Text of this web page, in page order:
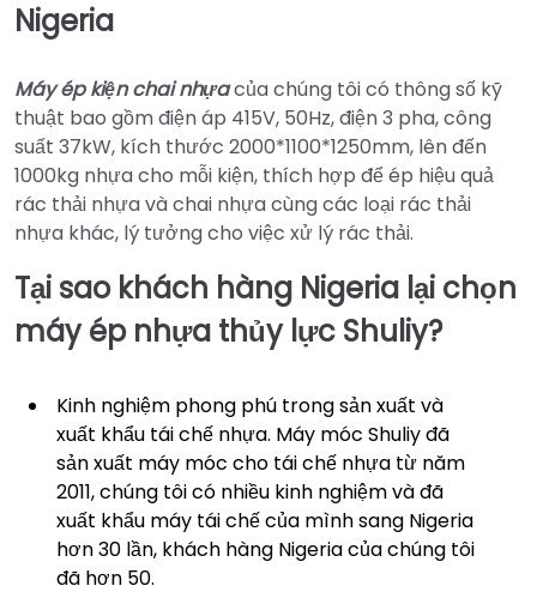
Nigeria
Máy ép kiện chai nhựacủa chúng tôi có thông số kỹ
thuật bao gồm điện áp 415V, 50Hz, điện 3 pha, công
suất 37kW, kích thước 2000*1100*1250mm, lên đến
1000kg nhựa cho mỗi kiện, thích hợp để ép hiệu quả
rác thải nhựa và chai nhựa cùng các loại rác thải
nhựa khác, lý tưởng cho việc xử lý rác thải.
Tại sao khách hàng Nigeria lại chọn
máy ép nhựa thủy lực Shuliy?
Kinh nghiệm phong phú trong sản xuất và
xuất khẩu tái chế nhựa. Máy móc Shuliy đã
sản xuất máy móc cho tái chế nhựa từ năm
2011, chúng tôi có nhiều kinh nghiệm và đã
xuất khẩu máy tái chế của mình sang Nigeria
hơn 30 lần, khách hàng Nigeria của chúng tôi
đã hơn 50.